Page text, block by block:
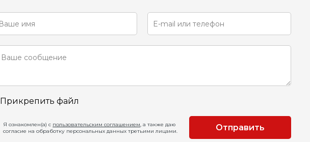
Прикрепить файл
Я ознакомлен(а) с пользовательским соглашением , а также даю
согласие на обработку персональных данных третьими лицами.
Отправить